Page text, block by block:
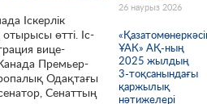
Іскерлік
өтті. Іс-
вице-
Премьер-
Одақтағы
Сенаттың
26 наурыз 2026
ҰАК» АҚ-ның
2025 жылдың
3-тоқсанындағы
қаржылық
нәтижелері